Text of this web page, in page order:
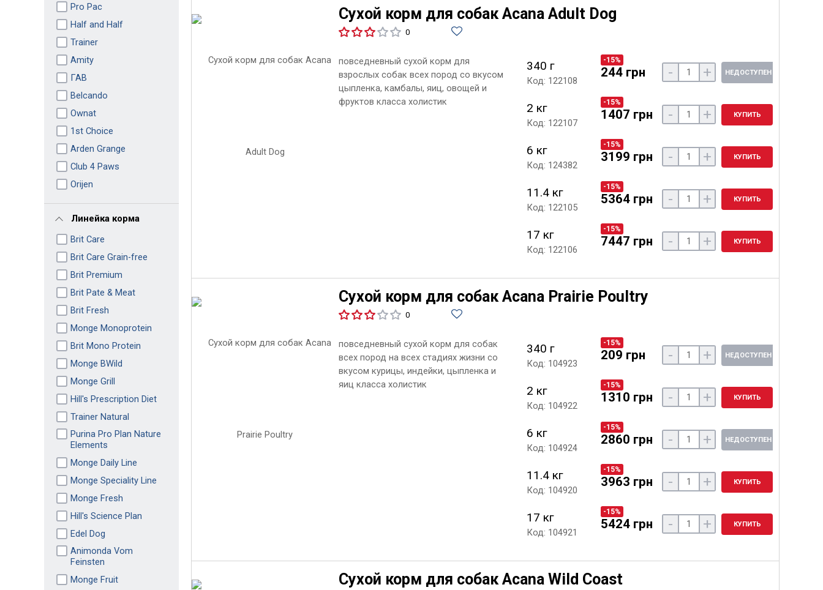
Pro Pac
Half and Half
Trainer
Amity
ГАВ
Belcando
Ownat
1st Choice
Arden Grange
Club 4 Paws
Orijen
Линейка корма
Brit Care
Brit Care Grain-free
Brit Premium
Brit Pate & Meat
Brit Fresh
Monge Monoprotein
Brit Mono Protein
Monge BWild
Monge Grill
Hill's Prescription Diet
Trainer Natural
Purina Pro Plan Nature
Elements
Monge Daily Line
Monge Speciality Line
Monge Fresh
Hill's Science Plan
Edel Dog
Animonda Vom
Feinsten
Monge Fruit
Сухой корм для собак Acana Adult Dog
0
повседневный сухой корм для
взрослых собак всех пород со вкусом
цыпленка, камбалы, яиц, овощей и
фруктов класса холистик
340 г
Код: 122108
-15%
244 грн - + НЕДОСТУПЕН
2 кг
Код: 122107
-15%
1407 грн - + КУПИТЬ
6 кг
Код: 124382
-15%
3199 грн - + КУПИТЬ
11.4 кг
Код: 122105
-15%
5364 грн - + КУПИТЬ
17 кг
Код: 122106
-15%
7447 грн - + КУПИТЬ
Сухой корм для собак Acana Prairie Poultry
0
повседневный сухой корм для собак
всех пород на всех стадиях жизни со
вкусом курицы, индейки, цыпленка и
яиц класса холистик
340 г
Код: 104923
-15%
209 грн - + НЕДОСТУПЕН
2 кг
Код: 104922
-15%
1310 грн - + КУПИТЬ
6 кг
Код: 104924
-15%
2860 грн - + НЕДОСТУПЕН
11.4 кг
Код: 104920
-15%
3963 грн - + КУПИТЬ
17 кг
Код: 104921
-15%
5424 грн - + КУПИТЬ
Сухой корм для собак Acana Wild Coast